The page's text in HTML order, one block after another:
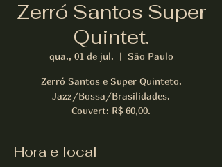
Zerró Santos Super
Quintet.
qua., 01 de jul.
  |
São Paulo
Zerró Santos e Super Quinteto.
Jazz/Bossa/Brasilidades.
Couvert: R$ 60,00.
Hora e local